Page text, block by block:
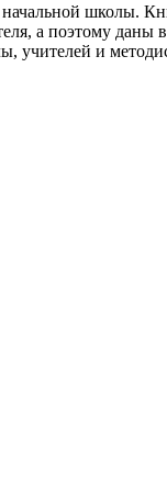
начальной школы.
а поэтому даны
учителей и